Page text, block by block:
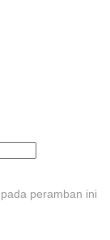
peramban ini